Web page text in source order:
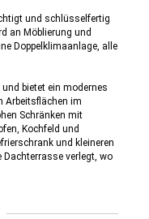
und schlüsselfertig
an Möblierung und
Doppelklimaanlage, alle
bietet ein modernes
Arbeitsflächen im
Schränken mit
Kochfeld und
und kleineren
Dachterrasse verlegt, wo